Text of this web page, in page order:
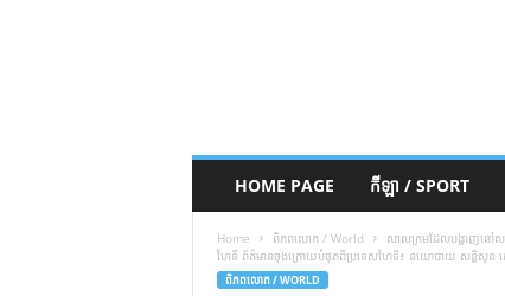
HOME PAGE កីឡា / SPORT
Home ពិភពលោក / World
សាលក្រមដែលបង្ហាញនៅស
ហៃទី ព័ត៌មានចុងក្រោយបំផុតពីប្រទេសហៃទី៖ នយោបាយ សន្តិសុខ សេ
ពិភពលោក / WORLD